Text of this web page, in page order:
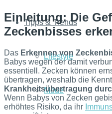
Tipps & Trends
Lifestyle
Mode
Einleitung: Die
Zeckenbisses
Das Erkennen von
Babys wegen der damit
essentiell. Zecken können
übertragen, weshalb die
Krankheitsübertragung
Wenn Babys von Zecken
erhöhtes Risiko, da ihr